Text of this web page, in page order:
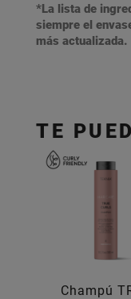
*La lista de
siempre el
más actualizada.
TE
Champú